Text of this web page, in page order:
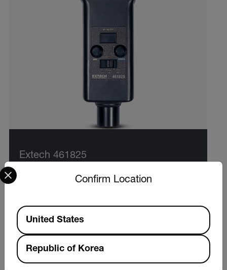
Extech 461825
Confirm Location
Select your preferred country and language from the
Available Locations
United States
Republic of Korea